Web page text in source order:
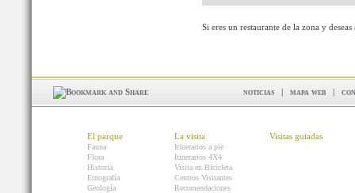
Si eres un restaurante de la zona y
noticias | mapa web |
El parque
Fauna
Flora
Historia
Etnografía
Geología
La visita
Itinerarios a pie
Itinerarios 4X4
Visita en Bicicleta
Centros Visitantes
Recomendaciones
Visitas guiadas